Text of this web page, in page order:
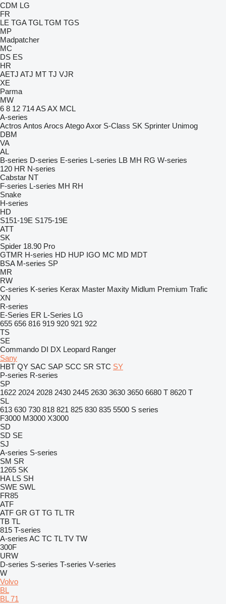
CDM LG
FR
LE TGA TGL TGM TGS
MP
Madpatcher
MC
DS ES
HR
AETJ ATJ MT TJ VJR
XE
Parma
MW
6 8 12 714ASAX MCL
A-series
Actros Antos Arocs AtegoAxor S-Class SK Sprinter Unimog
DBM
VA
AL
B-series D-series E-series L-series LB MH RG W-series
120 HR N-series
Cabstar NT
F-series L-series MH RH
Snake
H-series
HD
S151-19E S175-19E
ATT
SK
Spider 18.90 Pro
GTMR H-series HD HUP IGO MC MD MDT
BSA M-series SP
MR
RW
C-series K-series Kerax Master Maxity Midlum Premium Trafic
XN
R-series
E-Series ER L-Series LG
655 656 816 919 920 921 922
TS
SE
Commando DI DX Leopard Ranger
Sany
HBT QY SAC SAP SCC SR STC SY
P-series R-series
SP
1622 2024 2028 2430 2445 2630 3630 3650 6680 T 8620 T
SL
613 630 730 818 821 825 830 835 5500 S series
F3000 M3000 X3000
SD
SD SE
SJ
A-series S-series
SM SR
1265 SK
HA LS SH
SWE SWL
FR85
ATF
ATF GR GT TG TL TR
TB TL
815 T-series
A-series AC TC TL TV TW
300F
URW
D-series S-series T-series V-series
W
Volvo
BL
BL 71